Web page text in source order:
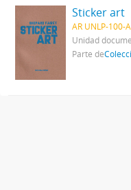
Sticker art
AR UNLP-100-
Unidad
Parte de